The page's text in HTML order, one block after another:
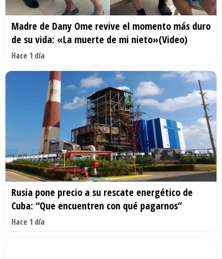
Madre de Dany Ome revive el momento más duro
de su vida: «La muerte de mi nieto»(Video)
Hace 1 día
Rusia pone precio a su rescate energético de
Cuba: “Que encuentren con qué pagarnos”
Hace 1 día